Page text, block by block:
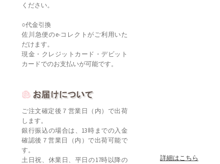
ください。
○代金引換
佐川急便のe-コレクトがご利用いた
だけます。
現金・クレジットカード・デビット
カードでのお支払いが可能です。
ご注文確定後７営業日（内）で出荷
します。
銀行振込の場合は、13時までの入金
確認後７営業日（内）で出荷可能で
す。
土日祝、休業日、平日の17時以降の
詳細はこちら